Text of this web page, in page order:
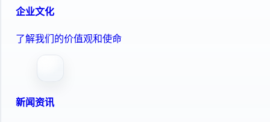
企业文化
了解我们的价值观和使命
新闻资讯